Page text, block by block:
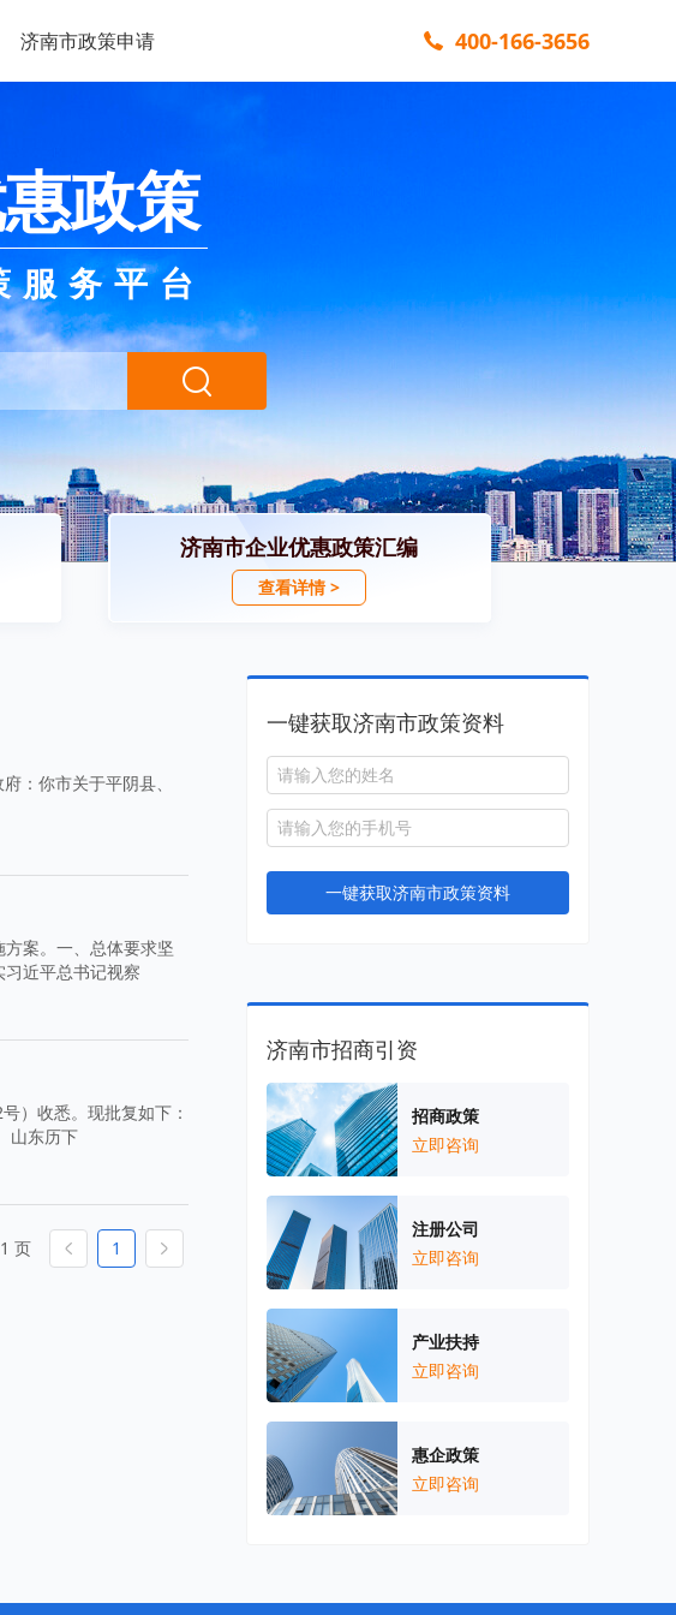
济南市政策申请 400-166-3656
政策
服务平台
济南市企业优惠政策汇编
查看详情 >
：你市关于平阴县、
案。一、总体要求坚
近平总书记视察
）收悉。现批复如下：
山东历下
页 1
一键获取济南市政策资料
一键获取济南市政策资料
济南市招商引资
招商政策
立即咨询
注册公司
立即咨询
产业扶持
立即咨询
惠企政策
立即咨询